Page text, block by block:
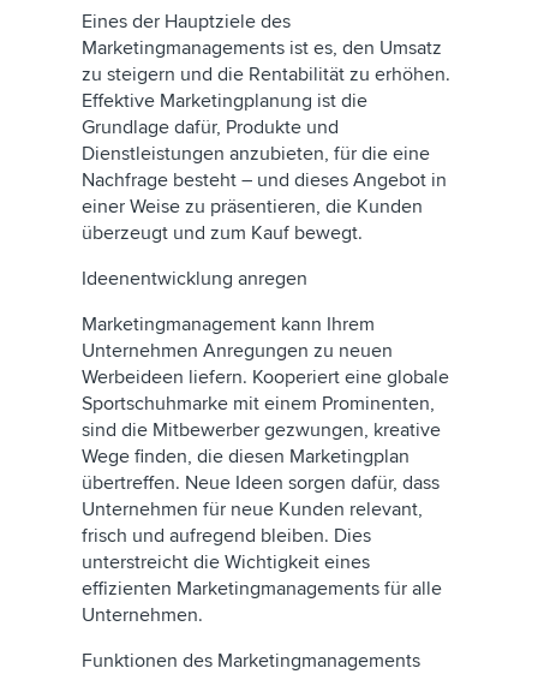
Eines der Hauptziele des
Marketingmanagements ist es, den Umsatz
zu steigern und die Rentabilität zu erhöhen.
Effektive Marketingplanung ist die
Grundlage dafür, Produkte und
Dienstleistungen anzubieten, für die eine
Nachfrage besteht – und dieses Angebot in
einer Weise zu präsentieren, die Kunden
überzeugt und zum Kauf bewegt.
Ideenentwicklung anregen
Marketingmanagement kann Ihrem
Unternehmen Anregungen zu neuen
Werbeideen liefern. Kooperiert eine globale
Sportschuhmarke mit einem Prominenten,
sind die Mitbewerber gezwungen, kreative
Wege finden, die diesen Marketingplan
übertreffen. Neue Ideen sorgen dafür, dass
Unternehmen für neue Kunden relevant,
frisch und aufregend bleiben. Dies
unterstreicht die Wichtigkeit eines
effizienten Marketingmanagements für alle
Unternehmen.
Funktionen des Marketingmanagements